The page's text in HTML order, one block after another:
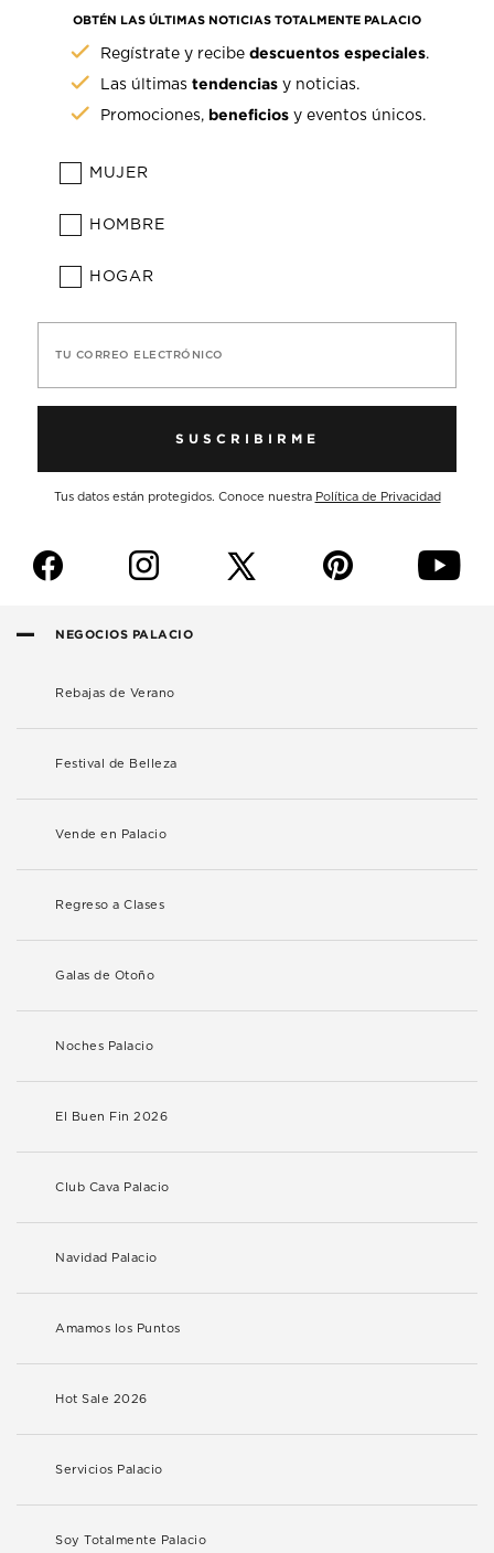
OBTÉN LAS ÚLTIMAS NOTICIAS TOTALMENTE PALACIO
Regístrate y recibedescuentos especiales.
Las últimastendencias y noticias.
Promociones, beneficios y eventos únicos.
MUJER
HOMBRE
HOGAR
TU CORREO ELECTRÓNICO
SUSCRIBIRME
Tus datos están protegidos. Conoce nuestra Política de Privacidad
f i p y
NEGOCIOS PALACIO
Rebajas de Verano
Festival de Belleza
Vende en Palacio
Regreso a Clases
Galas de Otoño
Noches Palacio
El Buen Fin 2026
Club Cava Palacio
Navidad Palacio
Amamos los Puntos
Hot Sale 2026
Servicios Palacio
Soy Totalmente Palacio